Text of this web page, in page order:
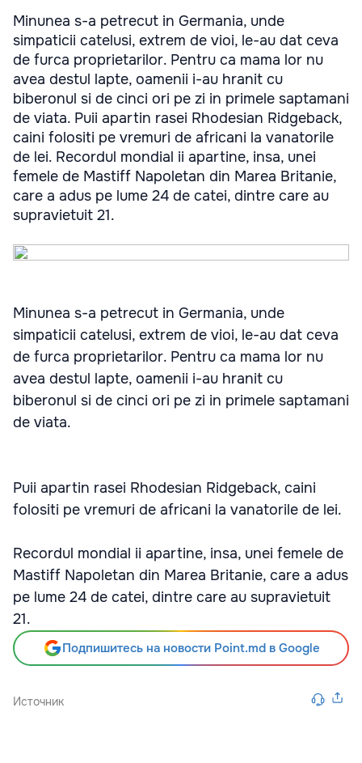
Minunea s-a petrecut in Germania, unde
simpaticii catelusi, extrem de vioi, le-au dat ceva
de furca proprietarilor. Pentru ca mama lor nu
avea destul lapte, oamenii i-au hranit cu
biberonul si de cinci ori pe zi in primele saptamani
de viata. Puii apartin rasei Rhodesian Ridgeback,
caini folositi pe vremuri de africani la vanatorile
de lei. Recordul mondial ii apartine, insa, unei
femele de Mastiff Napoletan din Marea Britanie,
care a adus pe lume 24 de catei, dintre care au
supravietuit 21.
Minunea s-a petrecut in Germania, unde
simpaticii catelusi, extrem de vioi, le-au dat ceva
de furca proprietarilor. Pentru ca mama lor nu
avea destul lapte, oamenii i-au hranit cu
biberonul si de cinci ori pe zi in primele saptamani
de viata.
Puii apartin rasei Rhodesian Ridgeback, caini
folositi pe vremuri de africani la vanatorile de lei.
Recordul mondial ii apartine, insa, unei femele de
Mastiff Napoletan din Marea Britanie, care a adus
pe lume 24 de catei, dintre care au supravietuit
21.
Подпишитесь на новости Point.md в Google
Источник